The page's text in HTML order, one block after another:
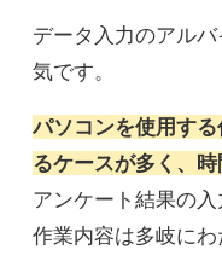
データ入力のアル
気です。
パソコンを使用す
るケースが多く、時
アンケート結果の入
作業内容は多岐にわ